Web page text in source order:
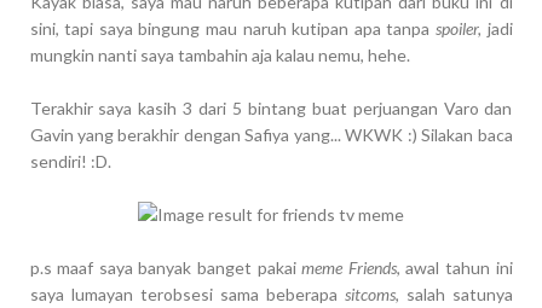
sini, tapi saya bingung mau naruh kutipan apa tanpa spoiler, jadi
mungkin nanti saya tambahin aja kalau nemu, hehe.
Terakhir saya kasih 3 dari 5 bintang buat perjuangan Varo dan
Gavin yang berakhir dengan Safiya yang... WKWK :) Silakan baca
sendiri! :D.
p.s maaf saya banyak banget pakaimeme Friends, awal tahun ini
saya lumayan terobsesi sama beberapa sitcoms, salah satunya